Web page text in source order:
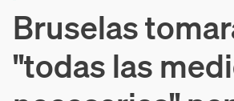
Bruselas
"todas las